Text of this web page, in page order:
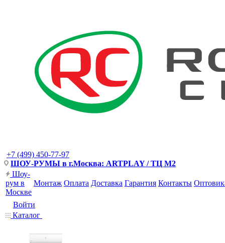
+7 (499) 450-77-97
ШОУ-РУМЫ в г.Москва: ARTPLAY / ТЦ М2
Шоу-
рум в
Москве
Монтаж Оплата Доставка Гарантия Контакты
Войти
Каталог